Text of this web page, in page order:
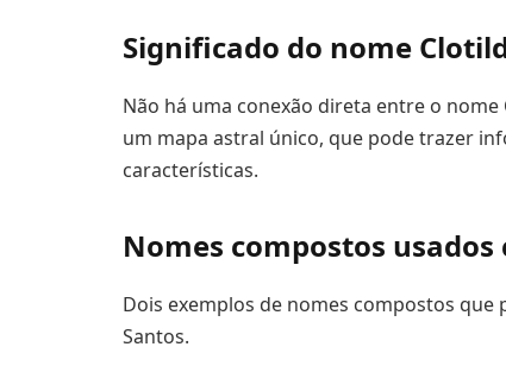
Significado do nome
Não há uma conexão direta entre o
um mapa astral único, que pode trazer
características.
Nomes compostos
Dois exemplos de nomes compostos
Santos.